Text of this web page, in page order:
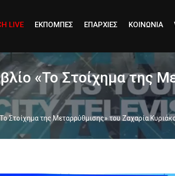
LIVE ΕΚΠΟΜΠΕΣ ΕΠΑΡΧΙΕΣ ΚΟΙΝΩΝΙΑ
«Το Στοίχημα της
Στοίχημα της Μεταρρύθμισης» του Ζαχαρία